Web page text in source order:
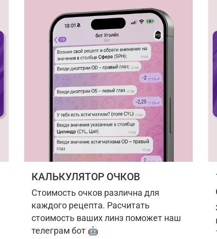
КАЛЬКУЛЯТОР ОЧКОВ
Стоимость очков различна для
каждого рецепта. Расчитать
стоимость ваших линз поможет наш
телеграм бот 🤖